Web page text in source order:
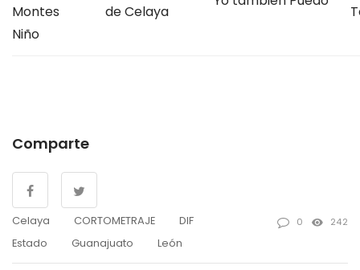
Montes
Niño
de Celaya
Comparte
Celaya CORTOMETRAJE
DIF
Estado
Guanajuato León
0 242